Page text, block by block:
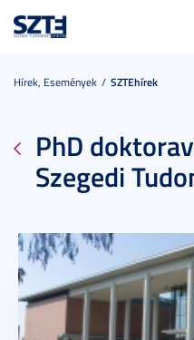
Hírek, Események SZTEhírek
PhD
Szegedi